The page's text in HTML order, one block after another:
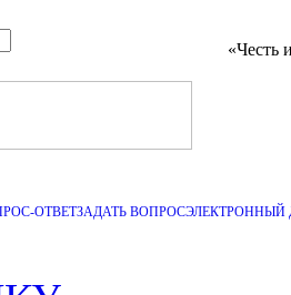
«Честь
ОТВЕТЗАДАТЬ ВОПРОСЭЛЕКТРОННЫЙ